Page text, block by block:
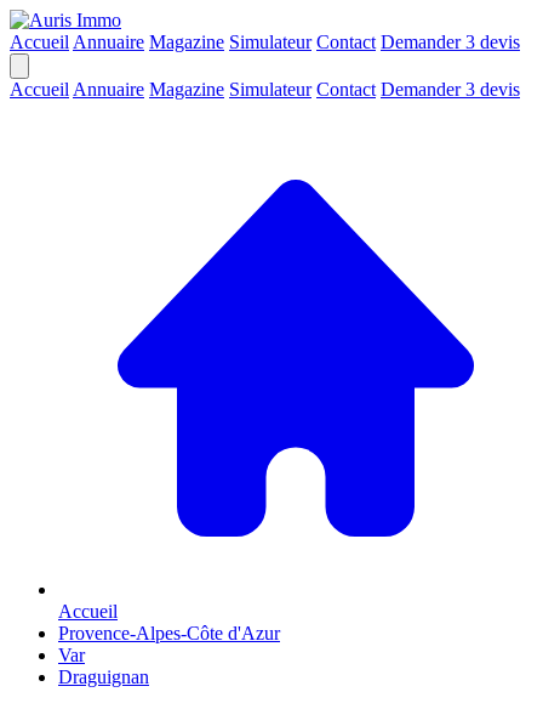
Accueil Annuaire Magazine Simulateur Contact Demander 3 devis
Accueil Annuaire Magazine Simulateur Contact Demander 3 devis
Accueil
Provence-Alpes-Côte d'Azur
Var
Draguignan